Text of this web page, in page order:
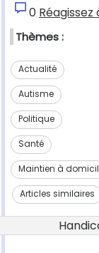
0
Thèmes :
Actualité
Autisme
Politique
Santé
Maintien à
Articles similaires